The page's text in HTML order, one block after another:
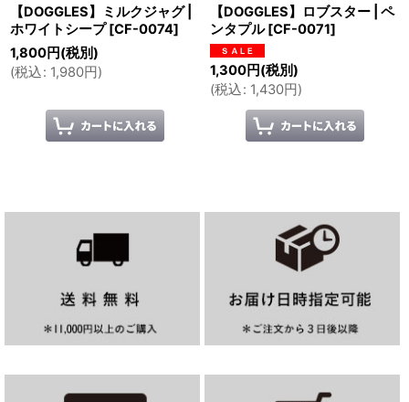
【DOGGLES】ミルクジャグ |
ホワイトシープ [CF-0074]
1,800円(税別)
(税込: 1,980円 )
【DOGGLES】ロブスター | ペ
ンタプル [CF-0071]
1,300円(税別)
(税込: 1,430円 )